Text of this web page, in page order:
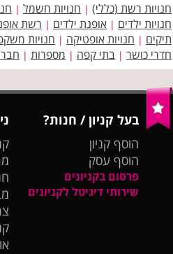
חנויות רשת (כללי) | חנויות חשמל |
חנויות ילדים | אופנת ילדים | רשת
תיקים | חנויות אופטיקה | חנויות
חדרי כושר | בתי קפה | מספרות |
בעל קניון / חנות?
הוסף קניון
הוסף עסק
פרסום בקניונים
שירותי דיגיטל לקניונים